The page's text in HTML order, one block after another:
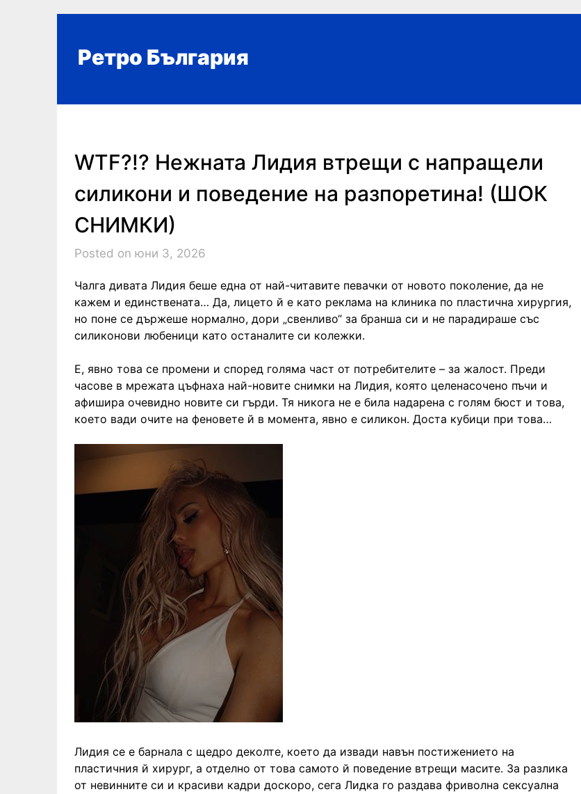
Ретро България
WTF?!? Нежната Лидия втрещи с напращели
силикони и поведение на разпоретина! (ШОК
СНИМКИ)
Posted on юни 3, 2026
Чалга дивата Лидия беше една от най-читавите певачки от новото поколение, да не
кажем и единствената… Да, лицето й е като реклама на клиника по пластична хирургия,
но поне се държеше нормално, дори „свенливо“ за бранша си и не парадираше със
силиконови любеници като останалите си колежки.
Е, явно това се промени и според голяма част от потребителите – за жалост. Преди
часове в мрежата цъфнаха най-новите снимки на Лидия, която целенасочено пъчи и
афишира очевидно новите си гърди. Тя никога не е била надарена с голям бюст и това,
което вади очите на феновете й в момента, явно е силикон. Доста кубици при това…
Лидия се е барнала с щедро деколте, което да извади навън постижението на
пластичния й хирург, а отделно от това самото й поведение втрещи масите. За разлика
от невинните си и красиви кадри доскоро, сега Лидка го раздава фриволна сексуална